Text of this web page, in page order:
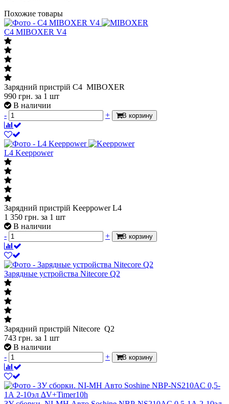
Похожие товары
C4 MIBOXER V4
Зарядний пристрій C4 MIBOXER
990 грн. за 1 шт
В наличии
-
+ В корзину
L4 Keeppower
Зарядний пристрій Keeppower L4
1 350 грн. за 1 шт
В наличии
-
+ В корзину
Зарядные устройства Nitecore Q2
Зарядний пристрій Nitecore Q2
743 грн. за 1 шт
В наличии
-
+ В корзину